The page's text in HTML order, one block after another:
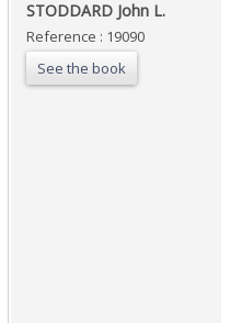
‎STODDARD John L.‎
Reference : 19090
See the book